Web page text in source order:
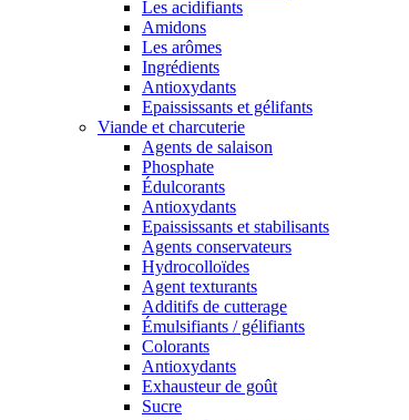
Les acidifiants
Amidons
Les arômes
Ingrédients
Antioxydants
Epaississants et gélifants
Viande et charcuterie
Agents de salaison
Phosphate
Édulcorants
Antioxydants
Epaississants et stabilisants
Agents conservateurs
Hydrocolloïdes
Agent texturants
Additifs de cutterage
Émulsifiants / gélifiants
Colorants
Antioxydants
Exhausteur de goût
Sucre